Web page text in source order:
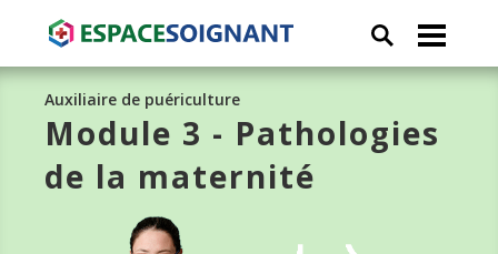
Auxiliaire de puériculture
Module 3 - Pathologies
de la maternité